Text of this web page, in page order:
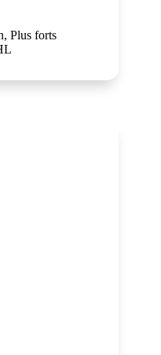
, Plus forts